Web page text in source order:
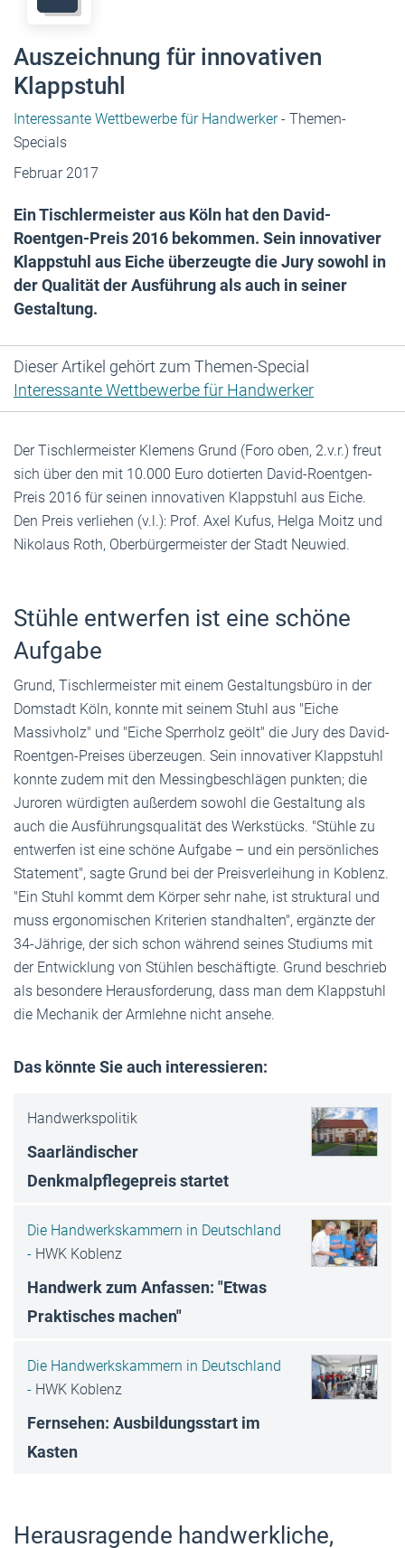
Auszeichnung für innovativen
Klappstuhl
Interessante Wettbewerbe für Handwerker- Themen-
Specials
Februar 2017
Ein Tischlermeister aus Köln hat den David-
Roentgen-Preis 2016 bekommen. Sein innovativer
Klappstuhl aus Eiche überzeugte die Jury sowohl in
der Qualität der Ausführung als auch in seiner
Gestaltung.
Dieser Artikel gehört zum Themen-Special
Interessante Wettbewerbe für Handwerker
Der Tischlermeister Klemens Grund (Foro oben, 2.v.r.) freut
sich über den mit 10.000 Euro dotierten David-Roentgen-
Preis 2016 für seinen innovativen Klappstuhl aus Eiche.
Den Preis verliehen (v.l.): Prof. Axel Kufus, Helga Moitz und
Nikolaus Roth, Oberbürgermeister der Stadt Neuwied.
Stühle entwerfen ist eine schöne
Aufgabe
Grund, Tischlermeister mit einem Gestaltungsbüro in der
Domstadt Köln, konnte mit seinem Stuhl aus "Eiche
Massivholz" und "Eiche Sperrholz geölt" die Jury des David-
Roentgen-Preises überzeugen. Sein innovativer Klappstuhl
konnte zudem mit den Messingbeschlägen punkten; die
Juroren würdigten außerdem sowohl die Gestaltung als
auch die Ausführungsqualität des Werkstücks. "Stühle zu
entwerfen ist eine schöne Aufgabe – und ein persönliches
Statement", sagte Grund bei der Preisverleihung in Koblenz.
"Ein Stuhl kommt dem Körper sehr nahe, ist struktural und
muss ergonomischen Kriterien standhalten", ergänzte der
34-Jährige, der sich schon während seines Studiums mit
der Entwicklung von Stühlen beschäftigte. Grund beschrieb
als besondere Herausforderung, dass man dem Klappstuhl
die Mechanik der Armlehne nicht ansehe.
Das könnte Sie auch interessieren:
Handwerkspolitik
Saarländischer
Denkmalpflegepreis startet
Die Handwerkskammern in Deutschland
- HWK Koblenz
Handwerk zum Anfassen: "Etwas
Praktisches machen"
Die Handwerkskammern in Deutschland
- HWK Koblenz
Fernsehen: Ausbildungsstart im
Kasten
Herausragende handwerkliche,